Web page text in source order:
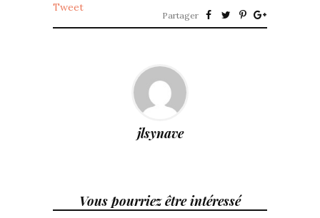
Tweet
Partager
jlsynave
Vous pourriez être intéressé